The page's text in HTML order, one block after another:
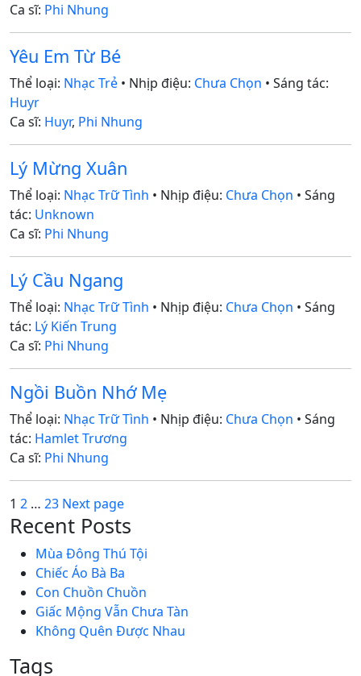
Ca sĩ: Phi Nhung
Yêu Em Từ Bé
Thể loại: Nhạc Trẻ • Nhịp điệu: Chưa Chọn • Sáng tác:
Huyr
Ca sĩ: Huyr, Phi Nhung
Lý Mừng Xuân
Thể loại: Nhạc Trữ Tình • Nhịp điệu: Chưa Chọn • Sáng
tác: Unknown
Ca sĩ: Phi Nhung
Lý Cầu Ngang
Thể loại: Nhạc Trữ Tình • Nhịp điệu: Chưa Chọn • Sáng
tác: Lý Kiến Trung
Ca sĩ: Phi Nhung
Ngồi Buồn Nhớ Mẹ
Thể loại: Nhạc Trữ Tình • Nhịp điệu: Chưa Chọn • Sáng
tác: Hamlet Trương
Ca sĩ: Phi Nhung
Posts
pagination
Page
1 Page
2 … Page
23 Next page
Recent Posts
Mùa Đông Thú Tội
Chiếc Áo Bà Ba
Con Chuồn Chuồn
Giấc Mộng Vẫn Chưa Tàn
Không Quên Được Nhau
Tags